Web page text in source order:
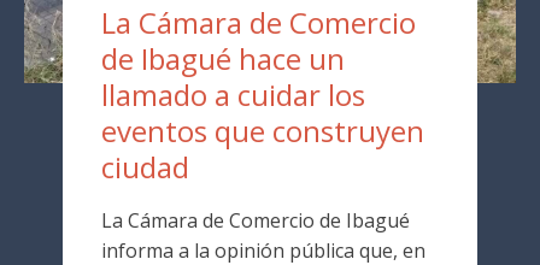
La Cámara de Comercio
de Ibagué hace un
llamado a cuidar los
eventos que construyen
ciudad
La Cámara de Comercio de Ibagué
informa a la opinión pública que, en